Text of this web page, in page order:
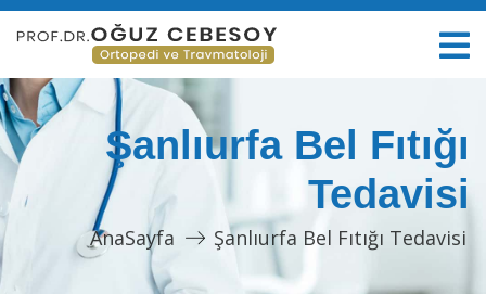
Şanlıurfa Bel Fıtığı
Tedavisi
AnaSayfa Şanlıurfa Bel Fıtığı Tedavisi